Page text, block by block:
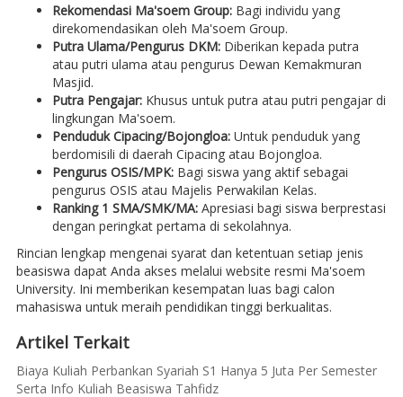
Rekomendasi Ma'soem Group:Bagi individu yang
direkomendasikan oleh Ma'soem Group.
Putra Ulama/Pengurus DKM:Diberikan kepada putra
atau putri ulama atau pengurus Dewan Kemakmuran
Masjid.
Putra Pengajar:Khusus untuk putra atau putri pengajar di
lingkungan Ma'soem.
Penduduk Cipacing/Bojongloa:Untuk penduduk yang
berdomisili di daerah Cipacing atau Bojongloa.
Pengurus OSIS/MPK:Bagi siswa yang aktif sebagai
pengurus OSIS atau Majelis Perwakilan Kelas.
Ranking 1 SMA/SMK/MA:Apresiasi bagi siswa berprestasi
dengan peringkat pertama di sekolahnya.
Rincian lengkap mengenai syarat dan ketentuan setiap jenis
beasiswa dapat Anda akses melalui website resmi Ma'soem
University. Ini memberikan kesempatan luas bagi calon
mahasiswa untuk meraih pendidikan tinggi berkualitas.
Artikel Terkait
Biaya Kuliah Perbankan Syariah S1 Hanya 5 Juta Per Semester
Serta Info Kuliah Beasiswa Tahfidz